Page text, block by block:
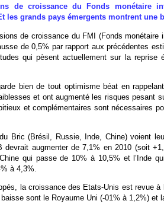
de croissance du Fonds monétaire
les grands pays émergents montrent une
de croissance du FMI (Fonds monétaire
de 0,5% par rapport aux précédentes
qui pèsent actuellement sur la reprise
bien de tout optimisme béat en
et ont augmenté les risques pesant
et complémentaires sont nécessaires
Bric (Brésil, Russie, Inde, Chine) voient
augmenter de 7,1% en 2010 (soit
qui passe de 10% à 10,5% et l’Inde
à 4,3%.
la croissance des Etats-Unis est revue
sont le Royaume Uni (-01% à 1,2%) et